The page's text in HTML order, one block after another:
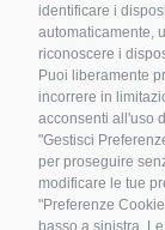
identificare i
automaticamente,
riconoscere i
Puoi liberamente
incorrere in
acconsenti all'uso
"Gestisci
per proseguire
modificare le tue
"Preferenze
basso a sinistra.
Le
2025
5,00€
Aggiungi al
Nome *
Email*